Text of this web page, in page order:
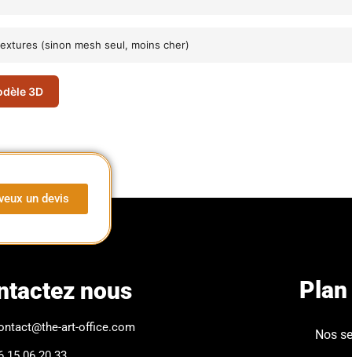
(sinon mesh seul, moins cher)
3D
un devis
nous
art-office.com
Nos